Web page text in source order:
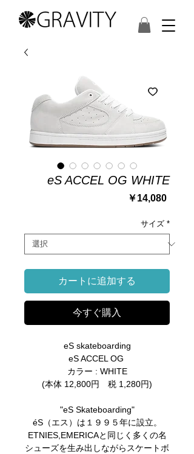
eS ACCEL OG WHITE
￥14,080価
サイズ *
カートに追加する
今すぐ購入
eS skateboarding
eS ACCEL OG
カラー : WHITE
(本体 12,800円 税 1,280円)
"eS Skateboarding"
éS（エス）は１９９５年に設立。
ETNIES,EMERICAと同じく多くの名
シューズを生み出しながらスケートボ